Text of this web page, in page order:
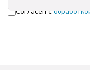
Согласен с